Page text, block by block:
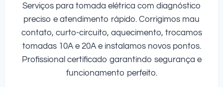
Serviços para tomada elétrica com diagnóstico
preciso e atendimento rápido. Corrigimos mau
contato, curto-circuito, aquecimento, trocamos
tomadas 10A e 20A e instalamos novos pontos.
Profissional certificado garantindo segurança e
funcionamento perfeito.